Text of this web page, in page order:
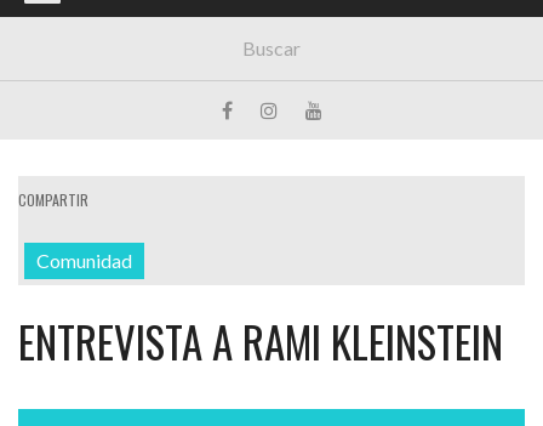
COMPARTIR
Comunidad
ENTREVISTA A RAMI KLEINSTEIN